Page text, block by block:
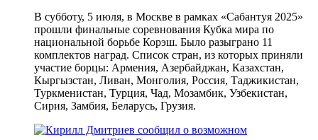
В субботу, 5 июля, в Москве в рамках «Сабантуя 2025»
прошли финальные соревнования Кубка мира по
национальной борьбе Корэш. Было разыграно 11
комплектов наград. Список стран, из которых приняли
участие борцы: Армения, Азербайджан, Казахстан,
Кыргызстан, Ливан, Монголия, Россия, Таджикистан,
Туркменистан, Турция, Чад, Мозамбик, Узбекистан,
Сирия, Замбия, Беларусь, Грузия.